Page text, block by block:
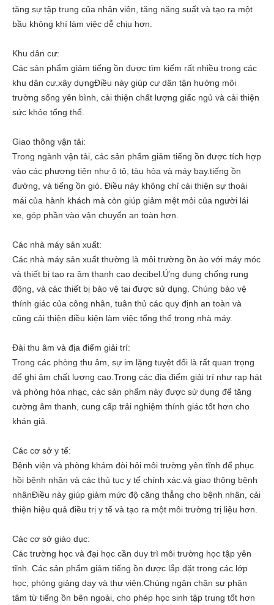
tăng sự tập trung của nhân viên, tăng năng suất và tạo ra một
bầu không khí làm việc dễ chịu hơn.
Khu dân cư:
Các sản phẩm giảm tiếng ồn được tìm kiếm rất nhiều trong các
khu dân cư.xây dựngĐiều này giúp cư dân tận hưởng môi
trường sống yên bình, cải thiện chất lượng giấc ngủ và cải thiện
sức khỏe tổng thể.
Giao thông vận tải:
Trong ngành vận tải, các sản phẩm giảm tiếng ồn được tích hợp
vào các phương tiện như ô tô, tàu hỏa và máy bay.tiếng ồn
đường, và tiếng ồn gió. Điều này không chỉ cải thiện sự thoải
mái của hành khách mà còn giúp giảm mệt mỏi của người lái
xe, góp phần vào vận chuyển an toàn hơn.
Các nhà máy sản xuất:
Các nhà máy sản xuất thường là môi trường ồn ào với máy móc
và thiết bị tạo ra âm thanh cao decibel.Ứng dụng chống rung
động, và các thiết bị bảo vệ tai được sử dụng. Chúng bảo vệ
thính giác của công nhân, tuân thủ các quy định an toàn và
cũng cải thiện điều kiện làm việc tổng thể trong nhà máy.
Đài thu âm và địa điểm giải trí:
Trong các phòng thu âm, sự im lặng tuyệt đối là rất quan trọng
để ghi âm chất lượng cao.Trong các địa điểm giải trí như rạp hát
và phòng hòa nhạc, các sản phẩm này được sử dụng để tăng
cường âm thanh, cung cấp trải nghiệm thính giác tốt hơn cho
khán giả.
Các cơ sở y tế:
Bệnh viện và phòng khám đòi hỏi môi trường yên tĩnh để phục
hồi bệnh nhân và các thủ tục y tế chính xác.và giao thông bệnh
nhânĐiều này giúp giảm mức độ căng thẳng cho bệnh nhân, cải
thiện hiệu quả điều trị y tế và tạo ra một môi trường trị liệu hơn.
Các cơ sở giáo dục:
Các trường học và đại học cần duy trì môi trường học tập yên
tĩnh. Các sản phẩm giảm tiếng ồn được lắp đặt trong các lớp
học, phòng giảng dạy và thư viện.Chúng ngăn chặn sự phân
tâm từ tiếng ồn bên ngoài, cho phép học sinh tập trung tốt hơn